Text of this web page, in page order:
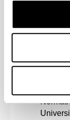
• En el
trabajo
La